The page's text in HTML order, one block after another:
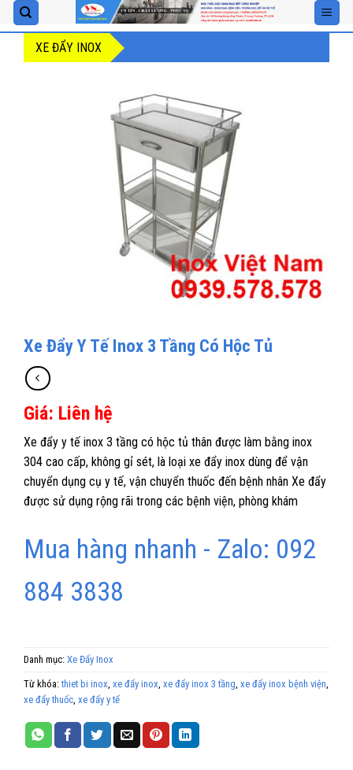
Skip
to
contentXE ĐẨY INOX
Xe Đẩy Y Tế Inox 3 Tầng Có Hộc Tủ
Giá: Liên hệ
Xe đẩy y tế inox 3 tầng có hộc tủ thân được làm bằng inox
304 cao cấp, không gỉ sét, là loại xe đẩy inox dùng để vận
chuyển dụng cụ y tế, vận chuyển thuốc đến bệnh nhân Xe đẩy
được sử dụng rộng rãi trong các bệnh viện, phòng khám
Mua hàng nhanh - Zalo: 092
884 3838
Danh mục: Xe Đẩy Inox
Từ khóa:thiet bi inox xe đẩy inox xe đẩy inox 3 tầng xe đẩy inox bệnh viện
xe đẩy thuốc xe đẩy y tế